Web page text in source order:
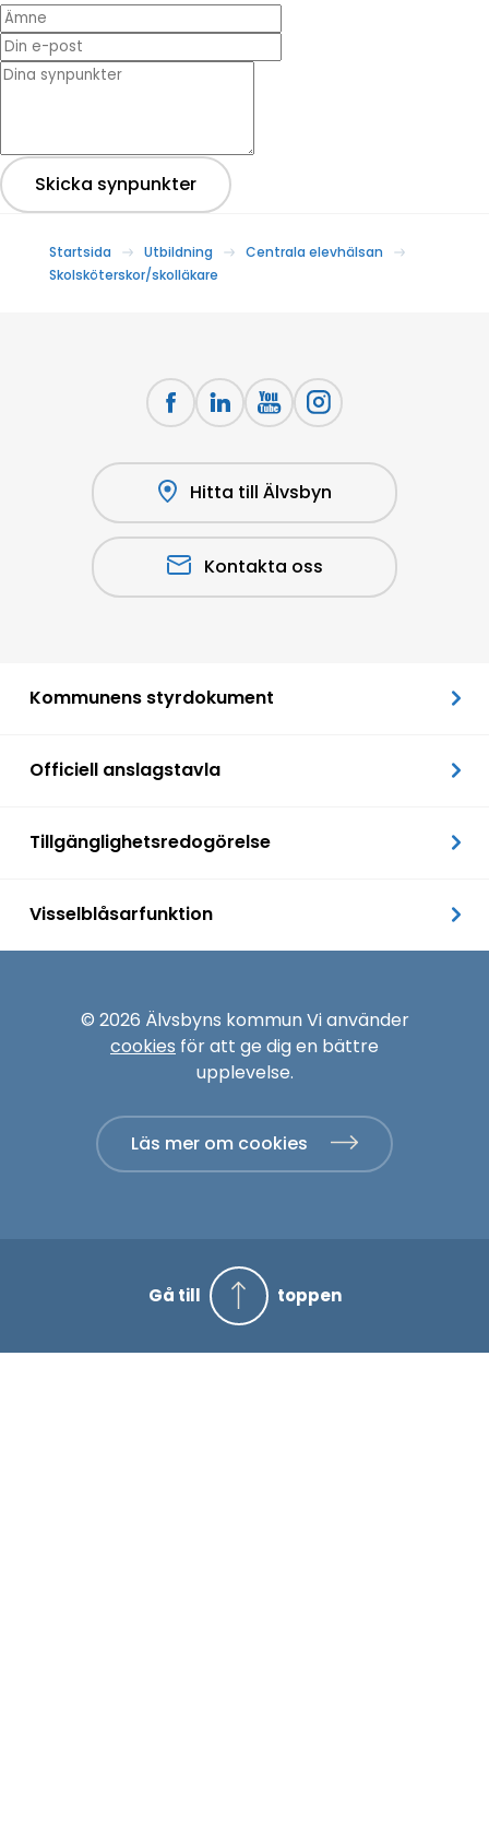
Ämne
Din e-post
* Dina synpunkter
Skicka synpunkter
Startsida Utbildning
Centrala elevhälsan
Skolsköterskor/skolläkare
Hitta till Älvsbyn
Kontakta oss
Kommunens styrdokument
Officiell anslagstavla
Tillgänglighetsredogörelse
Visselblåsarfunktion
© 2026 Älvsbyns kommun Vi använder
cookies för att ge dig en bättre
upplevelse.
Läs mer om cookies
Gå till toppen